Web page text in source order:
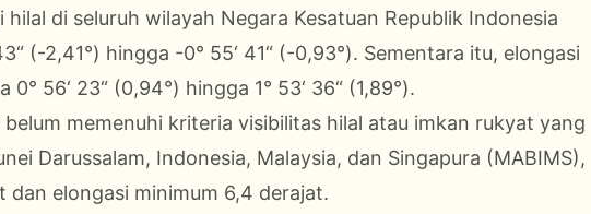
di seluruh wilayah Negara Kesatuan Republik Indonesia
(-2,41°) hingga -0° 55‘ 41“ (-0,93°). Sementara itu, elongasi
56‘ 23“ (0,94°) hingga 1° 53‘ 36“ (1,89°).
memenuhi kriteria visibilitas hilal atau imkan rukyat yang
Darussalam, Indonesia, Malaysia, dan Singapura (MABIMS),
elongasi minimum 6,4 derajat.